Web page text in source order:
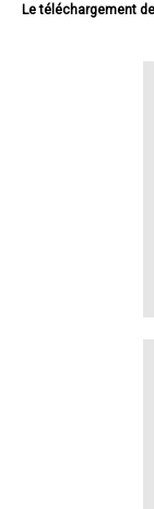
Le téléchargement